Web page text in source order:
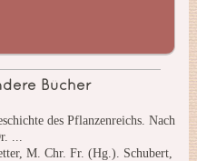
Bücher
des Pflanzenreichs. Nach
...
M. Chr. Fr. (Hg.). Schubert,